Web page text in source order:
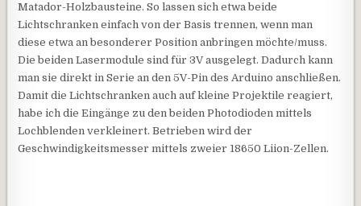
Matador-Holzbausteine. So lassen sich etwa beide
Lichtschranken einfach von der Basis trennen, wenn man
diese etwa an besonderer Position anbringen möchte/muss.
Die beiden Lasermodule sind für 3V ausgelegt. Dadurch kann
man sie direkt in Serie an den 5V-Pin des Arduino anschließen.
Damit die Lichtschranken auch auf kleine Projektile reagiert,
habe ich die Eingänge zu den beiden Photodioden mittels
Lochblenden verkleinert. Betrieben wird der
Geschwindigkeitsmesser mittels zweier 18650 Liion-Zellen.